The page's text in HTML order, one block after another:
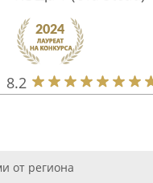
8.2
от региона